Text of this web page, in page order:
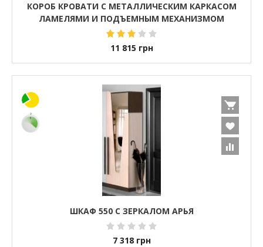
КОРОБ КРОВАТИ С МЕТАЛЛИЧЕСКИМ КАРКАСОМ
ЛАМЕЛЯМИ И ПОДЪЕМНЫМ МЕХАНИЗМОМ
11 815 грн
ШКАФ 550 С ЗЕРКАЛОМ АРЬЯ
7 318 грн